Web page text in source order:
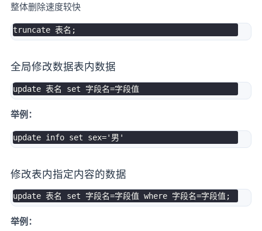
整体删除速度较快
truncate 表名 ;
全局修改数据表内数据
update 表名 set 字段名=
举例：
update info set sex='男'
修改表内指定内容的数据
update 表名 set 字段名=字段值 where 字段名=字段值 ;
举例：